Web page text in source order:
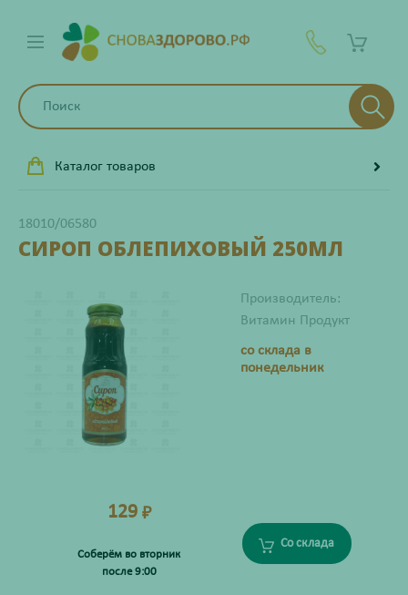
Каталог товаров
18010/06580
СИРОП ОБЛЕПИХОВЫЙ 250МЛ
Производитель:
Витамин Продукт
со склада в
понедельник
129 ₽
Соберём во вторник
после 9:00
Со склада